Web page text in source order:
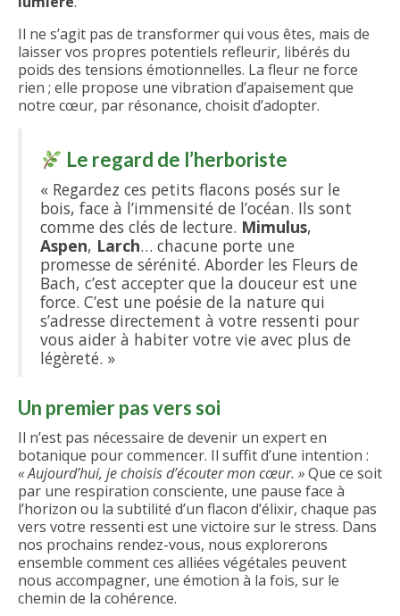
Il ne s’agit pas de transformer qui vous êtes, mais de
laisser vos propres potentiels refleurir, libérés du
poids des tensions émotionnelles. La fleur ne force
rien ; elle propose une vibration d’apaisement que
notre cœur, par résonance, choisit d’adopter.
Le regard de l’herboriste
« Regardez ces petits flacons posés sur le
bois, face à l’immensité de l’océan. Ils sont
comme des clés de lecture. Mimulus,
Aspen, Larch… chacune porte une
promesse de sérénité. Aborder les Fleurs de
Bach, c’est accepter que la douceur est une
force. C’est une poésie de la nature qui
s’adresse directement à votre ressenti pour
vous aider à habiter votre vie avec plus de
légèreté. »
Un premier pas vers soi
Il n’est pas nécessaire de devenir un expert en
botanique pour commencer. Il suffit d’une intention :
« Aujourd’hui, je choisis d’écouter mon cœur. »Que ce soit
par une respiration consciente, une pause face à
l’horizon ou la subtilité d’un flacon d’élixir, chaque pas
vers votre ressenti est une victoire sur le stress. Dans
nos prochains rendez-vous, nous explorerons
ensemble comment ces alliées végétales peuvent
nous accompagner, une émotion à la fois, sur le
chemin de la cohérence.